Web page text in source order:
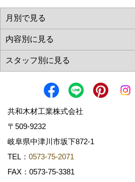
共和木材工業株式会社
〒509-9232
岐阜県中津川市坂下872‐1
TEL： 0573-75-2071
FAX：0573-75-3381